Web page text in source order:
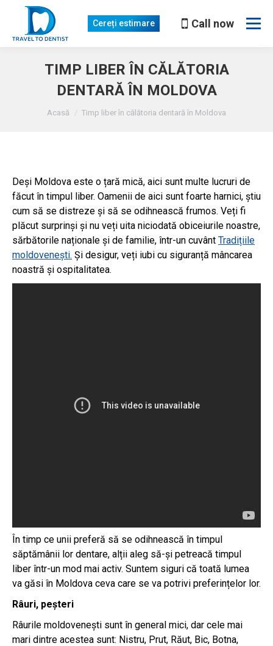
Cereți estimare Call now
TIMP LIBER ÎN CĂLĂTORIA
DENTARĂ ÎN MOLDOVA
Sunteți aici
Acasă Timp liber în călătoria dentară în Moldova
Deși Moldova este o țară mică, aici sunt multe lucruri de
făcut în timpul liber. Oamenii de aici sunt foarte harnici, știu
cum să se distreze și să se odihnească frumos. Veți fi
plăcut surprinși și nu veți uita niciodată obiceiurile noastre,
sărbătorile naționale și de familie, într-un cuvânt Tradițiile
moldovenești. Și desigur, veți iubi cu siguranță mâncarea
noastră și ospitalitatea.
În timp ce unii preferă să se odihnească în timpul
săptămânii lor dentare, alții aleg să-și petreacă timpul
liber într-un mod mai activ. Suntem siguri că toată lumea
va găsi în Moldova ceva care se va potrivi preferințelor lor.
Râuri, peșteri
Râurile moldovenești sunt în general mici, dar cele mai
mari dintre acestea sunt: Nistru, Prut, Răut, Bic, Botna,